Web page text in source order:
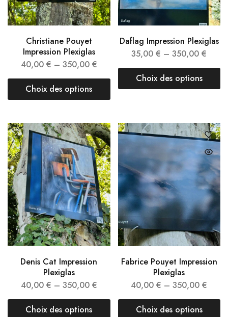
Christiane Pouyet
Impression Plexiglas
40,00 € – 350,00 €
Choix des options
Daflag Impression Plexiglas
35,00€ –350,00€
Choix des options
Denis Cat Impression
Plexiglas
40,00 € – 350,00 €
Choix des options
Fabrice Pouyet Impression
Plexiglas
40,00€ –350,00€
Choix des options